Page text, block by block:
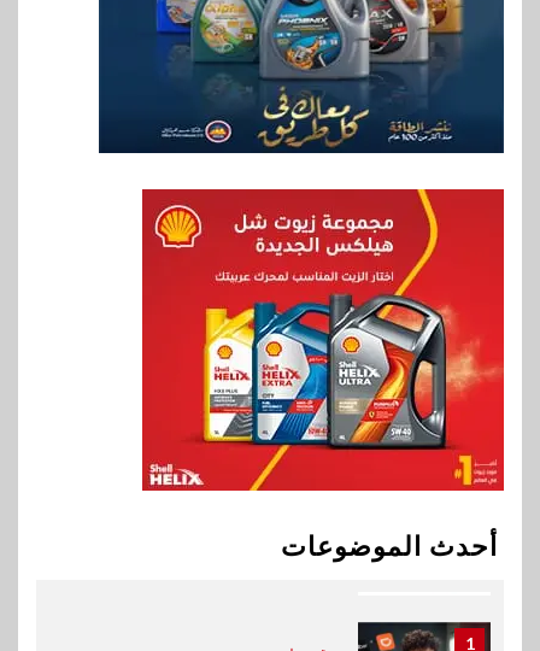
أحدث الموضوعات
RAKICT تعلن عن شراكة
استراتيجية مع MCS لإطلاق
محفظة التدريب الرسمية
لكاسبرسكي
8
بنك الإسكندرية يطلق الحساب
الجاري “ابدأ” اليومي
اخبار سيارات
شبكة لشحن المركبات الكهربائية
في مصر
10
بنوك
رئيسًا تنفيذيًا للمعاملات المصرفية
1